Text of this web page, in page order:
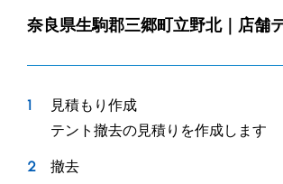
奈良県生駒郡三郷町立野北｜店舗
見積もり作成
テント撤去の見積りを作成します
撤去